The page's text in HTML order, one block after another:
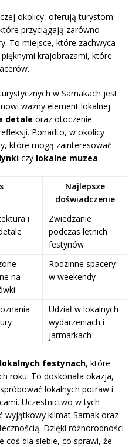
okolicy, oferują turystom
przyciągają zarówno
To miejsce, które zachwyca
krajobrazami, które
w Sarnakach jest
ważny element lokalnej
detale oraz otoczenie
Ponadto, w okolicy
które mogą zainteresować
czy lokalne muzea.
Najlepsze
doświadczenie
i
Zwiedzanie
podczas letnich
festynów
na
Rodzinne spacery
w weekendy
Udział w lokalnych
wydarzeniach i
jarmarkach
lokalnych festynach, które
roku. To doskonała okazja,
lokalnych potraw i
Uczestnictwo w tych
wyjątkowy klimat Sarnak oraz
Dzięki różnorodności
coś dla siebie, co sprawi, że